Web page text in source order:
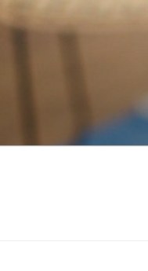
au